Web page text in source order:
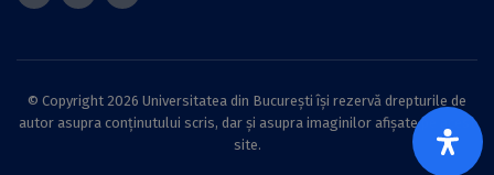
© Copyright 2026 Universitatea din București își rezervă drepturile de
autor asupra conținutului scris, dar și asupra imaginilor afișate pe acest
site.